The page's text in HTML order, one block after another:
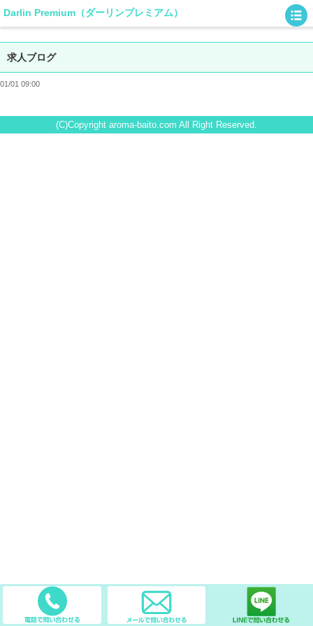
Darlin Premium（ダーリンプレミアム）
求人ブログ
01/01 09:00
(C)Copyright aroma-baito.com All Right Reserved.